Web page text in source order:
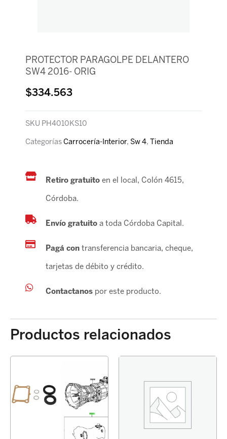
PROTECTOR PARAGOLPE DELANTERO
SW4 2016- ORIG
$334.563
SKU PH4010KS10
Categorías Carrocería-Interior, Sw 4, Tienda
Retiro gratuito en el local, Colón 4615,
Córdoba.
Envío gratuitoa toda Córdoba Capital.
Pagá contransferencia bancaria, cheque,
tarjetas de débito y crédito.
Contactanospor este producto.
Productos relacionados